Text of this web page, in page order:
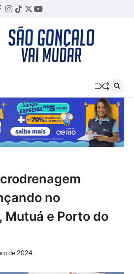
Instagram
TikTok
TwitterYouTube
no
Mutuá e Porto do
de 2024